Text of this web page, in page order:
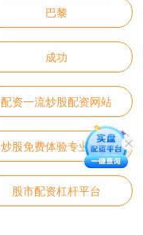
巴黎
成功
配资一流炒股配资网站
炒股免费体验专业配资
股市配资杠杆平台